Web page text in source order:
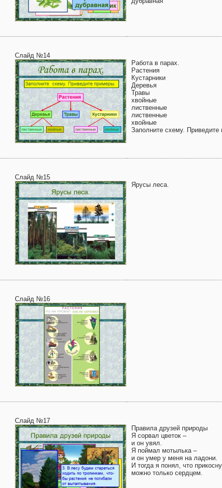
Слайд №14
Работа в парах.
Растения
Кустарники
Деревья
Травы
хвойные
лиственные
лиственные
хвойные
Заполните схему. Приведите
Слайд №15
Ярусы леса.
Слайд №16
Слайд №17
Правила друзей природы
Я сорвал цветок –
и он увял.
Я поймал мотылька –
и он умер у меня на ладони.
И тогда я понял, что
можно только сердцем.